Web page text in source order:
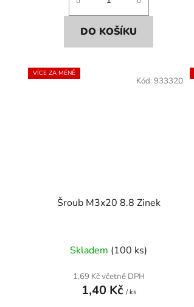
DO KOŠÍKU
VÍCE ZA MÉNĚ
Šroub M3x20 8.8 Zinek
Skladem (100 ks)
1,69 Kč včetně DPH
1,40 Kč / ks
Kód: 933320